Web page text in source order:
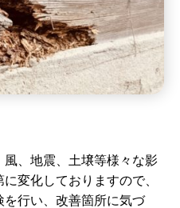
、地震、土壌等様々な影
変化しておりますので、
行い、改善箇所に気づ